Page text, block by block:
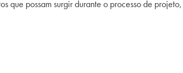
que possam surgir durante o processo de